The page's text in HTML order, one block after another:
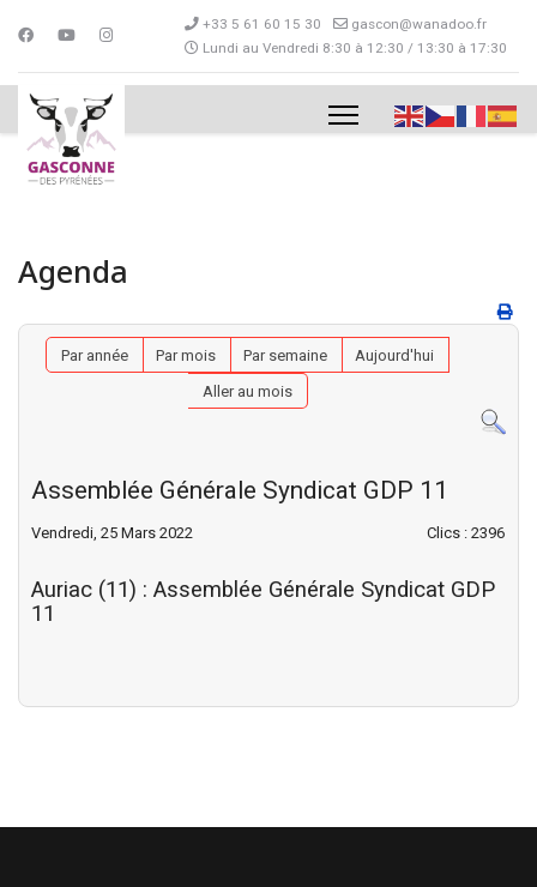
+33 5 61 60 15 30
gascon@wanadoo.fr
Lundi au Vendredi 8:30 à 12:30 / 13:30 à 17:30
Agenda
Par année Par mois Par semaine
Aujourd'hui
Aller au mois
Assemblée Générale Syndicat GDP 11
Vendredi, 25 Mars 2022 Clics : 2396
Auriac (11) : Assemblée Générale Syndicat GDP
11